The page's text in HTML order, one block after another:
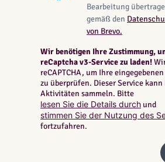
Bearbeitung
gemäß den
von Brevo.
Wir benötigen Ihre Zustimmung,
reCaptcha v3-Service zu laden!
reCAPTCHA, um Ihre
zu überprüfen. Dieser Service kann
Aktivitäten sammeln. Bitte
lesen Sie die Details durch und
stimmen Sie der Nutzung des
fortzufahren.